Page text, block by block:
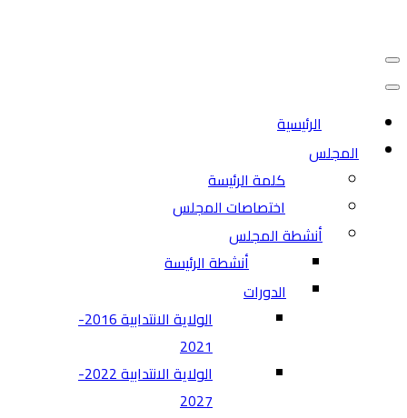
قائمة
قائمة
الرئيسية
المجلس
كلمة الرئيسة
اختصاصات المجلس
أنشطة المجلس
أنشطة الرئيسة
الدورات
الولاية الانتدابية 2016-
2021
الولاية الانتدابية 2022-
2027